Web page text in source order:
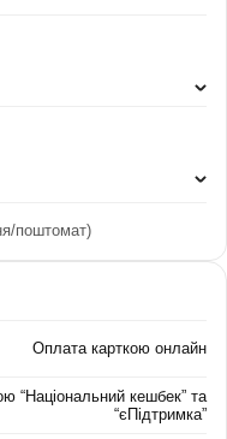
поштомат)
Оплата карткою онлайн
“Національний кешбек” та
“єПідтримка”